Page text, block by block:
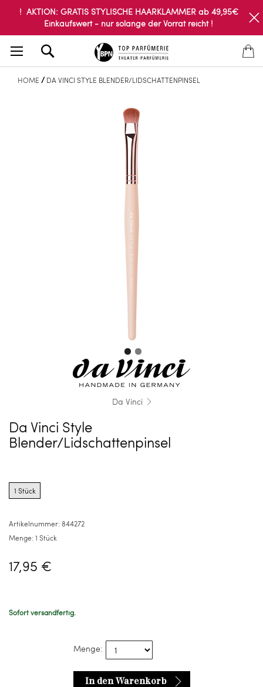
! AKTION: GRATIS STYLISCHE HAARKLAMMER ab 49,95€
Einkaufswert - nur solange der Vorrat reicht !
HOME DA VINCI STYLE BLENDER/LIDSCHATTENPINSEL
Da Vinci
Da Vinci Style
Blender/Lidschattenpinsel
options
for
1 Stück
Artikelnummer: 844272
Menge: 1 Stück
17,95 €
Sofort versandfertig.
Menge:
In den Warenkorb